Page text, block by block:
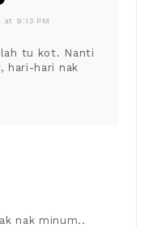
at 9:13 PM
lah tu kot. Nanti
hari-hari nak
nak minum..